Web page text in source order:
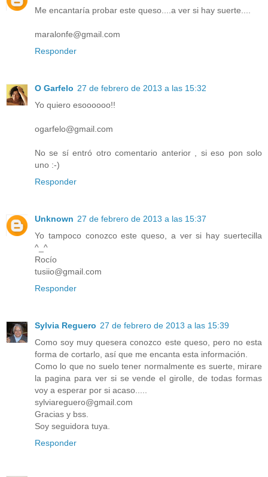
Me encantaría probar este queso....a ver si hay suerte....
maralonfe@gmail.com
Responder
O Garfelo 27 de febrero de 2013 a las 15:32
Yo quiero esoooooo!!
ogarfelo@gmail.com
No se sí entró otro comentario anterior , si eso pon solo
uno :-)
Responder
Unknown 27 de febrero de 2013 a las 15:37
Yo tampoco conozco este queso, a ver si hay suertecilla
^_^
Rocío
tusiio@gmail.com
Responder
Sylvia Reguero 27 de febrero de 2013 a las 15:39
Como soy muy quesera conozco este queso, pero no esta
forma de cortarlo, así que me encanta esta información.
Como lo que no suelo tener normalmente es suerte, mirare
la pagina para ver si se vende el girolle, de todas formas
voy a esperar por si acaso.....
sylviareguero@gmail.com
Gracias y bss.
Soy seguidora tuya.
Responder